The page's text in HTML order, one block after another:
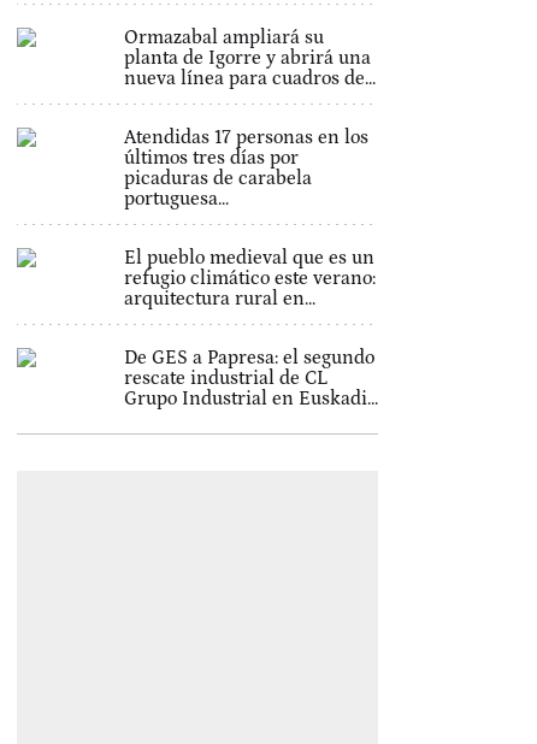
Ormazabal ampliará su
planta de Igorre y abrirá una
nueva línea para cuadros de...
Atendidas 17 personas en los
últimos tres días por
picaduras de carabela
portuguesa...
El pueblo medieval que es un
refugio climático este verano:
arquitectura rural en...
De GES a Papresa: el segundo
rescate industrial de CL
Grupo Industrial en Euskadi...